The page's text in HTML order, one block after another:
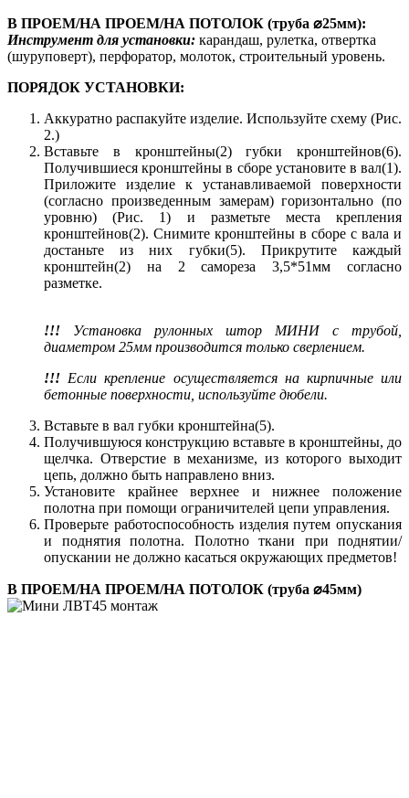
В ПРОЕМ/НА ПРОЕМ/НА ПОТОЛОК (труба ⌀25мм):
Инструмент для установки: карандаш, рулетка, отвертка
(шуруповерт), перфоратор, молоток, строительный уровень.
ПОРЯДОК УСТАНОВКИ:
Аккуратно распакуйте изделие. Используйте схему (Рис.
2.)
Вставьте в кронштейны(2) губки кронштейнов(6).
Получившиеся кронштейны в сборе установите в вал(1).
Приложите изделие к устанавливаемой поверхности
(согласно произведенным замерам) горизонтально (по
уровню) (Рис. 1) и разметьте места крепления
кронштейнов(2). Снимите кронштейны в сборе с вала и
достаньте из них губки(5). Прикрутите каждый
кронштейн(2) на 2 самореза 3,5*51мм согласно
разметке.
!!! Установка рулонных штор МИНИ с трубой,
диаметром 25мм производится только сверлением.
!!! Если крепление осуществляется на кирпичные или
бетонные поверхности, используйте дюбели.
Вставьте в вал губки кронштейна(5).
Получившуюся конструкцию вставьте в кронштейны, до
щелчка. Отверстие в механизме, из которого выходит
цепь, должно быть направлено вниз.
Установите крайнее верхнее и нижнее положение
полотна при помощи ограничителей цепи управления.
Проверьте работоспособность изделия путем опускания
и поднятия полотна. Полотно ткани при поднятии/
опускании не должно касаться окружающих предметов!
В ПРОЕМ/НА ПРОЕМ/НА ПОТОЛОК (труба ⌀45мм)